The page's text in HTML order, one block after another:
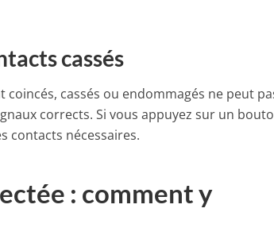
cassés
cassés ou endommagés ne peut
corrects. Si vous appuyez sur un
contacts nécessaires.
: comment y